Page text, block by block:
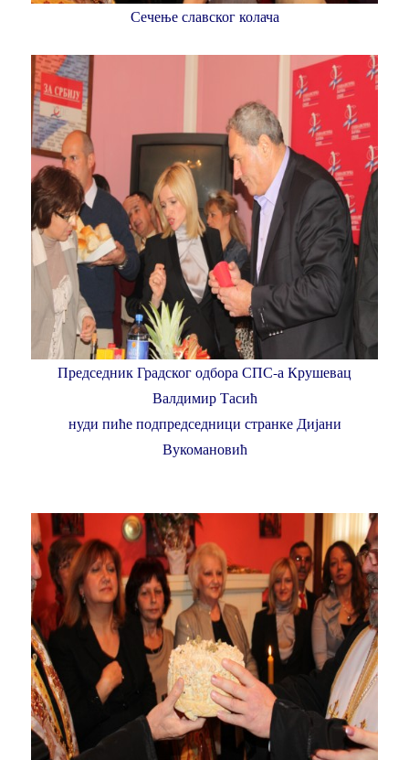
Сечење славског колача
Председник Градског одбора СПС-а Крушевац
Валдимир Тасић
нуди пиће подпредседници странке Дијани
Вукомановић